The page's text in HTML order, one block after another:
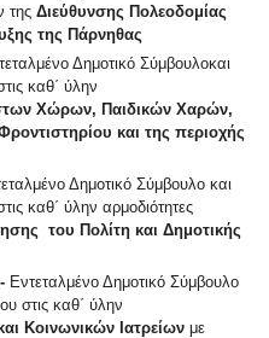
της Διεύθυνσης Πολεοδομίας
της Πάρνηθας
Δημοτικό Σύμβουλοκαι
καθ΄ ύλην
Χώρων, Παιδικών Χαρών,
και της περιοχής
Δημοτικό Σύμβουλο και
καθ΄ ύλην αρμοδιότητες
του Πολίτη και Δημοτικής
Εντεταλμένο Δημοτικό Σύμβουλο
στις καθ΄ ύλην
Κοινωνικών Ιατρείων με